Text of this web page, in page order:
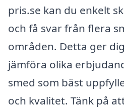
pris.se kan du enkelt
och få svar från flera
områden. Detta ger
jämföra olika
smed som bäst
och kvalitet. Tänk på